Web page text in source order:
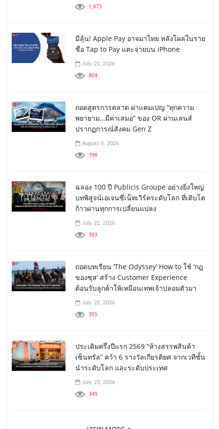
1,473
มีลุ้น! Apple Pay อาจมาไทย หลังโผล่ในราย
ชื่อ Tap to Pay แตะจ่ายบน iPhone
July 21, 2026
804
ถอดสูตรการตลาด ผ่าแคมเปญ “ทุกความ
พยายาม…มีค่าเสมอ” ของ OR ผ่านเลนส์
ปรากฏการณ์สังคม Gen Z
August 5, 2026
398
ฉลอง 100 ปี Publicis Groupe อย่างยิ่งใหญ่
บทพิสูจน์เอเจนซี่เน็ทเวิร์คระดับโลก ที่เติบโต
ก้าวผ่านทุกการเปลี่ยนแปลง
July 22, 2026
393
ถอดบทเรียน ‘The Odyssey’ How to ใช้ ‘กฎ
ของซุส’ สร้าง Customer Experience
ต้อนรับลูกค้าให้เหมือนเทพเจ้าปลอมตัวมา
July 22, 2026
355
ประเดิมครึ่งปีแรก 2569 “ห้างสรรพสินค้า
เซ็นทรัล” คว้า 6 รางวัลเกียรติยศ จากเวทีชั้น
นำระดับโลก และระดับประเทศ
July 23, 2026
349